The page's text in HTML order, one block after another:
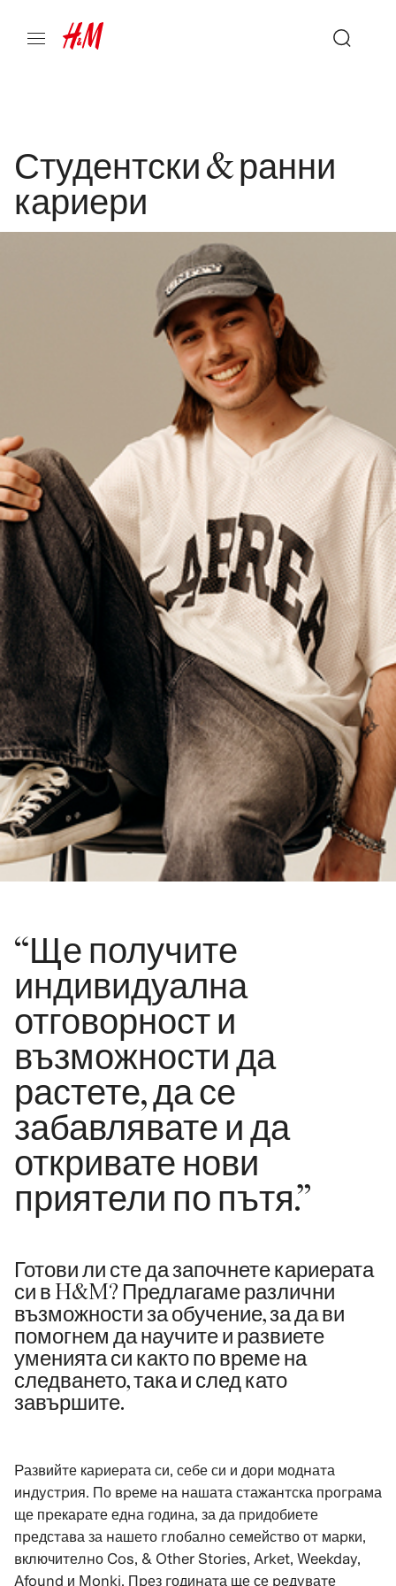
Студентски & ранни
кариери
“Ще получите
индивидуална
отговорност и
възможности да
растете, да се
забавлявате и да
откривате нови
приятели по пътя.”
Готови ли сте да започнете кариерата
си в H&M? Предлагаме различни
възможности за обучение, за да ви
помогнем да научите и развиете
уменията си както по време на
следването, така и след като
завършите.
Развийте кариерата си, себе си и дори модната
индустрия. По време на нашата стажантска програма
ще прекарате една година, за да придобиете
представа за нашето глобално семейство от марки,
включително Cos, & Other Stories, Arket, Weekday,
Afound и Monki. През годината ще се редувате